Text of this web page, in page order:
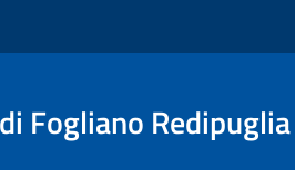
Fogliano Redipuglia